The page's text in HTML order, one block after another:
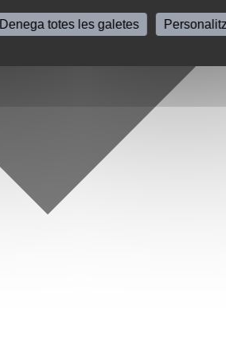
Denega totes les galetes